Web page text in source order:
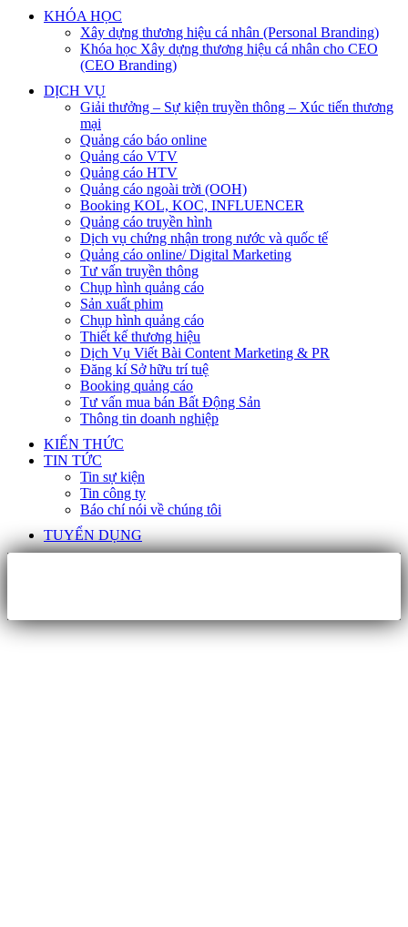
KHÓA HỌC
Xây dựng thương hiệu cá nhân (Personal Branding)
Khóa học Xây dựng thương hiệu cá nhân cho CEO
(CEO Branding)
DỊCH VỤ
Giải thưởng – Sự kiện truyền thông – Xúc tiến thương
mại
Quảng cáo báo online
Quảng cáo VTV
Quảng cáo HTV
Quảng cáo ngoài trời (OOH)
Booking KOL, KOC, INFLUENCER
Quảng cáo truyền hình
Dịch vụ chứng nhận trong nước và quốc tế
Quảng cáo online/ Digital Marketing
Tư vấn truyền thông
Chụp hình quảng cáo
Sản xuất phim
Chụp hình quảng cáo
Thiết kế thương hiệu
Dịch Vụ Viết Bài Content Marketing & PR
Đăng kí Sở hữu trí tuệ
Booking quảng cáo
Tư vấn mua bán Bất Động Sản
Thông tin doanh nghiệp
KIẾN THỨC
TIN TỨC
Tin sự kiện
Tin công ty
Báo chí nói về chúng tôi
TUYỂN DỤNG